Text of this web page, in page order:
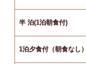
半 泊(1泊朝食付)
1泊夕食付（朝食なし